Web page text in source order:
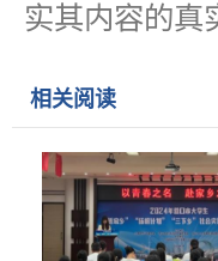
实其内容的真
相关阅读